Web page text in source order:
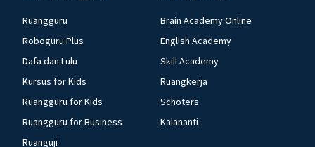
Ruangguru
Roboguru Plus
Dafa dan Lulu
Kursus for Kids
Ruangguru for Kids
Ruangguru for Business
Ruanguji
Brain Academy Online
English Academy
Skill Academy
Ruangkerja
Schoters
Kalananti